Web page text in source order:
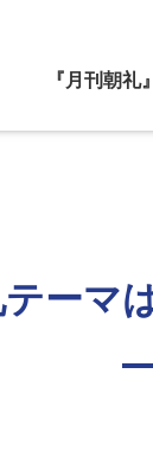
『月刊朝礼
ーマ